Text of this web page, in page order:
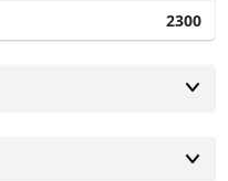
2300